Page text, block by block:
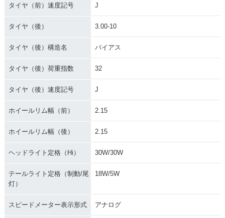
タイヤ（前）速度記号 J
タイヤ（後） 3.00-10
タイヤ（後）構造名 バイアス
タイヤ（後）荷重指数 32
タイヤ（後）速度記号 J
ホイールリム幅（前） 2.15
ホイールリム幅（後） 2.15
ヘッドライト定格（Hi） 30W/30W
テールライト定格（制動/尾
灯）
18W/5W
スピードメーター表示形式 アナログ